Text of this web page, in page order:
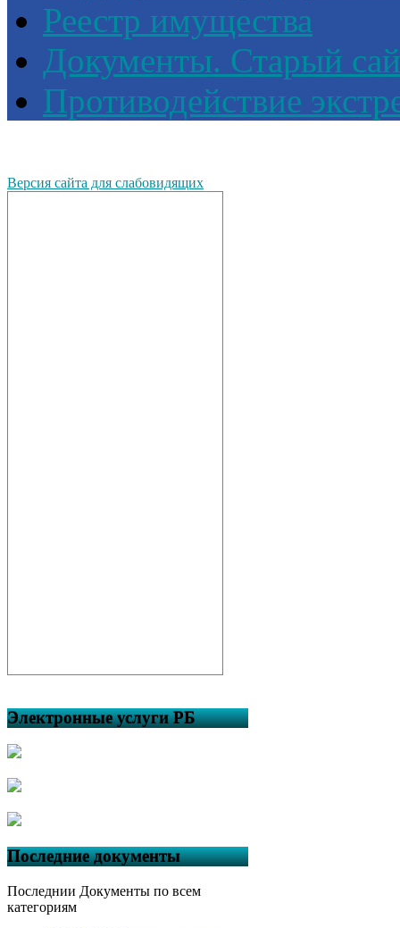
Реестр имущества
Документы. Старый
Противодействие
Версия сайта для слабовидящих
Электронные услуги РБ
Последние документы
Последнии Документы по всем
категориям